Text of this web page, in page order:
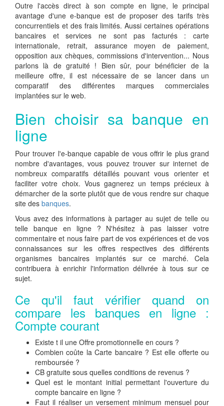
Outre l'accès direct à son compte en ligne, le principal
avantage d'une e-banque est de proposer des tarifs très
concurrentiels et des frais limités. Aussi certaines opérations
bancaires et services ne sont pas facturés : carte
internationale, retrait, assurance moyen de paiement,
opposition aux chèques, commissions d'intervention... Nous
parlons là de gratuité ! Bien sûr, pour bénéficier de la
meilleure offre, il est nécessaire de se lancer dans un
comparatif des différentes marques commerciales
implantées sur le web.
Bien choisir sa banque en
ligne
Pour trouver l'e-banque capable de vous offrir le plus grand
nombre d'avantages, vous pouvez trouver sur internet de
nombreux comparatifs détaillés pouvant vous orienter et
faciliter votre choix. Vous gagnerez un temps précieux à
démarcher de la sorte plutôt que de vous rendre sur chaque
site des banques.
Vous avez des informations à partager au sujet de telle ou
telle banque en ligne ? N'hésitez à pas laisser votre
commentaire et nous faire part de vos expériences et de vos
connaissances sur les offres respectives des différents
organismes bancaires implantés sur ce marché. Cela
contribuera à enrichir l'information délivrée à tous sur ce
sujet.
Ce qu'il faut vérifier quand on
compare les banques en ligne :
Compte courant
Existe t il une Offre promotionnelle en cours ?
Combien coûte la Carte bancaire ? Est elle offerte ou
remboursée ?
CB gratuite sous quelles conditions de revenus ?
Quel est le montant initial permettant l'ouverture du
compte bancaire en ligne ?
Faut il réaliser un versement minimum mensuel pour